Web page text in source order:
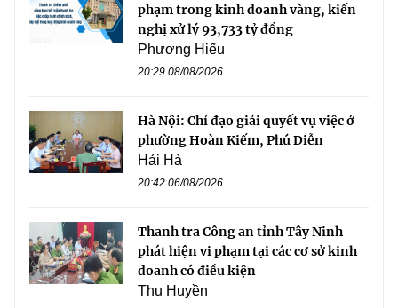
phạm trong kinh doanh vàng, kiến
nghị xử lý 93,733 tỷ đồng
Phương Hiếu
20:29 08/08/2026
Hà Nội: Chỉ đạo giải quyết vụ việc ở
phường Hoàn Kiếm, Phú Diễn
Hải Hà
20:42 06/08/2026
Thanh tra Công an tỉnh Tây Ninh
phát hiện vi phạm tại các cơ sở kinh
doanh có điều kiện
Thu Huyền